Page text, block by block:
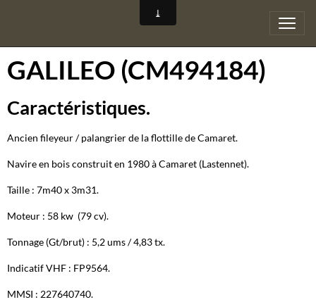
GALILEO (CM494184)
Caractéristiques.
Ancien fileyeur / palangrier de la flottille de Camaret.
Navire en bois construit en 1980 à Camaret (Lastennet).
Taille : 7m40 x 3m31.
Moteur : 58 kw (79 cv).
Tonnage (Gt/brut) : 5,2 ums / 4,83 tx.
Indicatif VHF : FP9564.
MMSI : 227640740.